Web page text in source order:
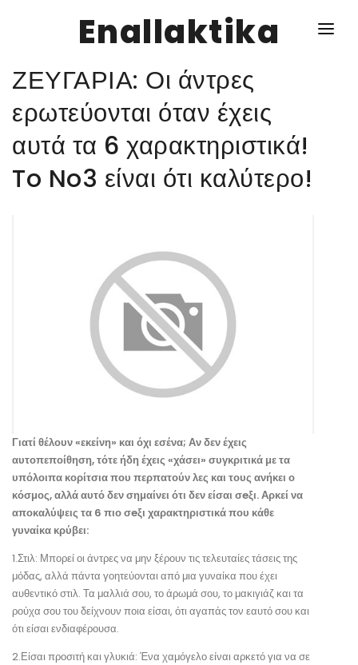
Enallaktika
ΥΓΕΙΑ
ΣΥΝΤΑΓΕΣ
ΚΑΛΛΙΕΡΓΕΙΕΣ
ΖΕΥΓΑΡΙΑ: Οι άντρες
ερωτεύονται όταν έχεις
αυτά τα 6 χαρακτηριστικά!
To No3 είναι ότι καλύτερο!
Γιατί θέλουν «εκείνη» και όχι εσένα; Αν δεν έχεις
αυτοπεποίθηση, τότε ήδη έχεις «χάσει» συγκριτικά με τα
υπόλοιπα κορίτσια που περπατούν λες και τους ανήκει ο
κόσμος, αλλά αυτό δεν σημαίνει ότι δεν είσαι σeξι. Αρκεί να
αποκαλύψεις τα 6 πιο σeξι χαρακτηριστικά που κάθε
γυναίκα κρύβει:
1.Στιλ: Μπορεί οι άντρες να μην ξέρουν τις τελευταίες τάσεις της
μόδας, αλλά πάντα γοητεύονται από μια γυναίκα που έχει
αυθεντικό στιλ. Τα μαλλιά σου, το άρωμά σου, το μακιγιάζ και τα
ρούχα σου του δείχνουν ποια είσαι, ότι αγαπάς τον εαυτό σου και
ότι είσαι ενδιαφέρουσα.
2.Είσαι προσιτή και γλυκιά: Ένα χαμόγελο είναι αρκετό για να σε